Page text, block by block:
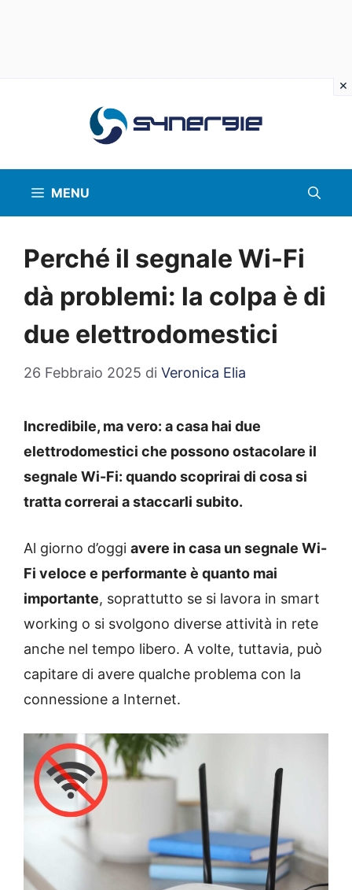
MENU
Perché il segnale Wi-Fi
dà problemi: la colpa è di
due elettrodomestici
26 Febbraio 2025 di Veronica Elia
Incredibile, ma vero: a casa hai due
elettrodomestici che possono ostacolare il
segnale Wi-Fi: quando scoprirai di cosa si
tratta correrai a staccarli subito.
Al giorno d’oggi avere in casa un segnale Wi-
Fi veloce e performante è quanto mai
importante, soprattutto se si lavora in smart
working o si svolgono diverse attività in rete
anche nel tempo libero. A volte, tuttavia, può
capitare di avere qualche problema con la
connessione a Internet.